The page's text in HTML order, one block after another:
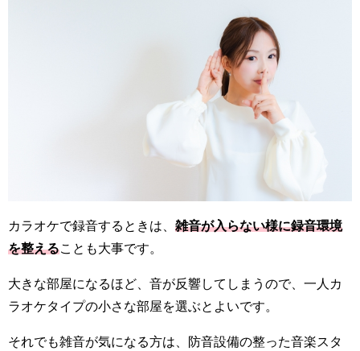
カラオケで録音するときは、 雑音が入らない様に録音環境
を整える ことも大事です。
大きな部屋になるほど、音が反響してしまうので、一人カ
ラオケタイプの小さな部屋を選ぶとよいです。
それでも雑音が気になる方は、防音設備の整った音楽スタ